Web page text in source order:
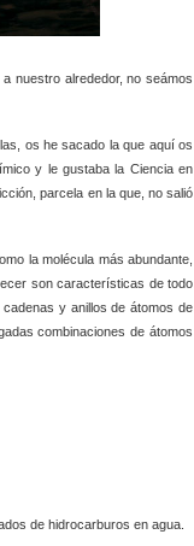
nuestro alrededor, no seámos
os he sacado la que aquí os
y le gustaba la Ciencia en
parcela en la que, no salió
la molécula más abundante,
son características de todo
y anillos de átomos de
combinaciones de átomos
de hidrocarburos en agua.